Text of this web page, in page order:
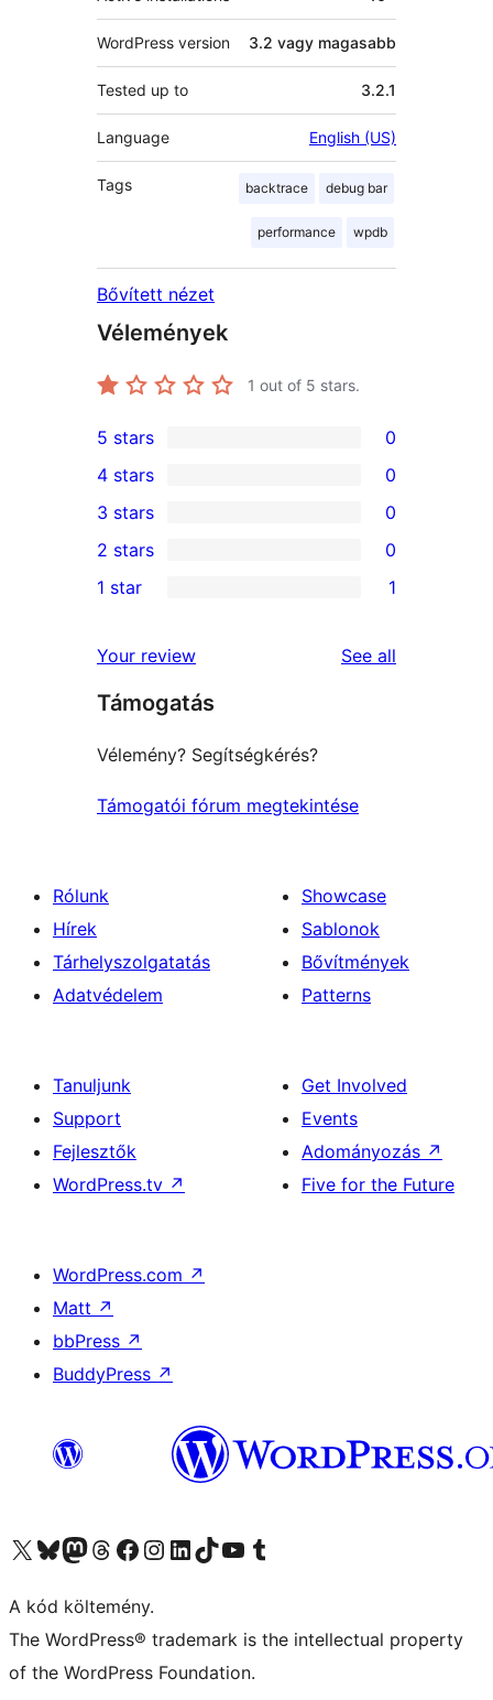
WordPress version 3.2 vagy magasabb
Tested up to 3.2.1
Language English (US)
Tags backtrace debug bar
performance wpdb
Bővített nézet
Vélemények
1 out of 5 stars.
0
5-
star
reviews
5 stars 0
4-
star
reviews
4 stars 0
0
3-
star
3 stars 0
2-
reviews
2 stars 0
star
review
1 star 1
Your review See all
Támogatás
Vélemény? Segítségkérés?
Támogatói fórum megtekintése
Rólunk
Hírek
Tárhelyszolgatatás
Adatvédelem
Showcase
Sablonok
Bővítmények
Patterns
Tanuljunk
Support
Fejlesztők
WordPress.tv ↗
Get Involved
Events
Adományozás ↗
Five for the Future
WordPress.com ↗
Matt ↗
bbPress ↗
BuddyPress ↗
Visit our X (formerly Twitter) account
Visit our Bluesky account
Twitter csatornánk
Visit our Threads account
Facebook oldalunk megtekintése
Visit our Instagram account
Visit our LinkedIn account
Visit our TikTok account
Visit our YouTube channel
Visit our Tumblr account
A kód költemény.
The WordPress® trademark is the intellectual property
of the WordPress Foundation.